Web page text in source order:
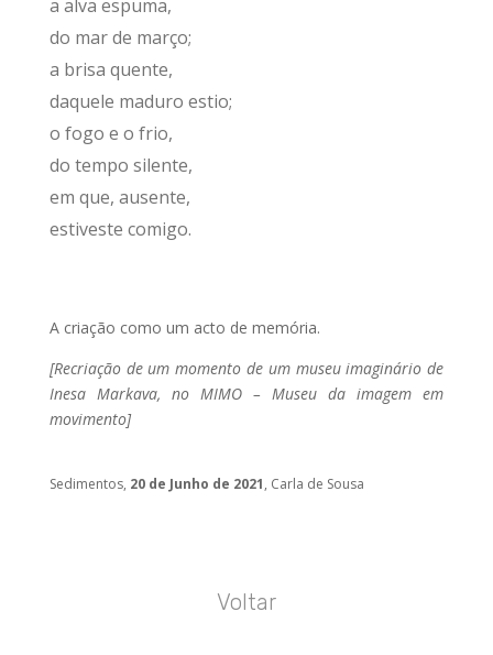
a alva espuma,
do mar de março;
a brisa quente,
daquele maduro estio;
o fogo e o frio,
do tempo silente,
em que, ausente,
estiveste comigo.
A criação como um acto de memória.
[Recriação de um momento de um museu imaginário de
Inesa Markava, no MIMO – Museu da imagem em
movimento]
Sedimentos, 20 de Junho de 2021, Carla de Sousa
Voltar